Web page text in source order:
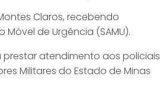
Claros, recebendo
de Urgência (SAMU).
atendimento aos policiais
Militares do Estado de Minas